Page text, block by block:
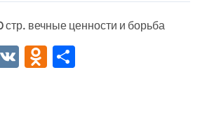
стр. вечные ценности и борьба
VK Odnoklassniki